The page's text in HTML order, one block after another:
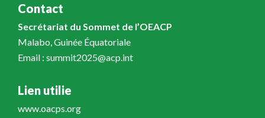
Contact
Secrétariat du Sommet de l’OEACP
Malabo, Guinée Équatoriale
Email : summit2025@acp.int
Lien utilie
www.oacps.org